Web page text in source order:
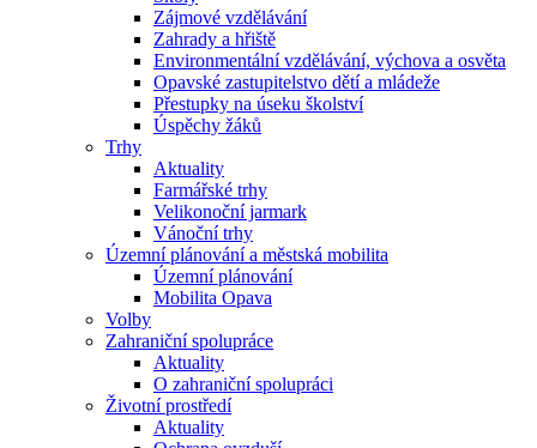
Zájmové vzdělávání
Zahrady a hřiště
Environmentální vzdělávání, výchova a osvěta
Opavské zastupitelstvo dětí a mládeže
Přestupky na úseku školství
Úspěchy žáků
Trhy
Aktuality
Farmářské trhy
Velikonoční jarmark
Vánoční trhy
Územní plánování a městská mobilita
Územní plánování
Mobilita Opava
Volby
Zahraniční spolupráce
Aktuality
O zahraniční spolupráci
Životní prostředí
Aktuality